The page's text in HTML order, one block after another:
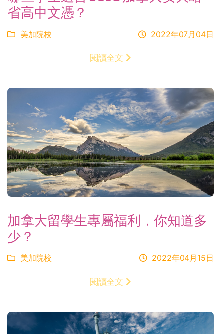
省高中文憑？
美加院校 2022年07月04日
閱讀全文
加拿大留學生專屬福利，你知道多
少？
美加院校 2022年04月15日
閱讀全文